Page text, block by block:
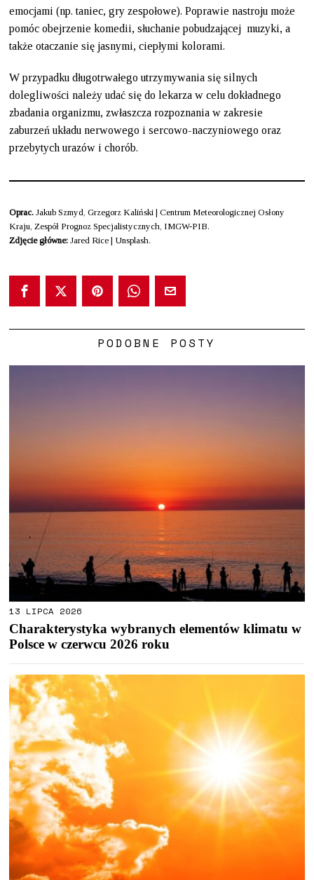
emocjami (np. taniec, gry zespołowe). Poprawie nastroju może
pomóc obejrzenie komedii, słuchanie pobudzającej muzyki, a
także otaczanie się jasnymi, ciepłymi kolorami.
W przypadku długotrwałego utrzymywania się silnych
dolegliwości należy udać się do lekarza w celu dokładnego
zbadania organizmu, zwłaszcza rozpoznania w zakresie
zaburzeń układu nerwowego i sercowo-naczyniowego oraz
przebytych urazów i chorób.
Oprac. Jakub Szmyd, Grzegorz Kaliński | Centrum Meteorologicznej Osłony
Kraju, Zespół Prognoz Specjalistycznych, IMGW-PIB.
Zdjęcie główne: Jared Rice | Unsplash.
PODOBNE POSTY
13 LIPCA 2026
Charakterystyka wybranych elementów klimatu w
Polsce w czerwcu 2026 roku